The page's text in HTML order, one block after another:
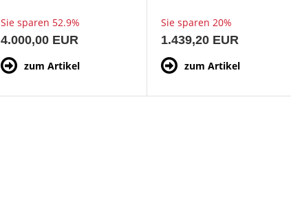
Sie sparen 52.9%
4.000,00 EUR
zum Artikel
Sie sparen 20%
1.439,20 EUR
zum Artikel